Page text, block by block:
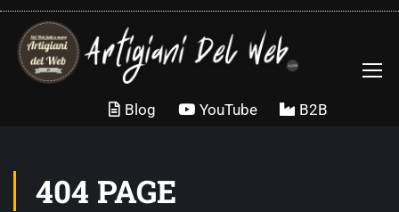
B2B
YouTube
Blog
404 PAGE